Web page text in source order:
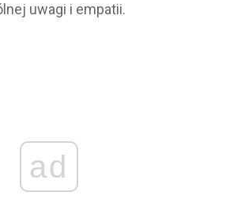
uwagi i empatii.
ad